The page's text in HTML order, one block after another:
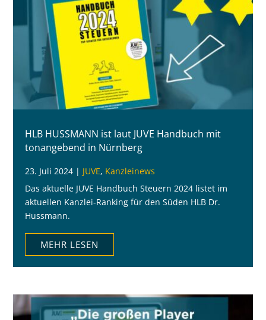
HLB HUSSMANN ist laut JUVE Handbuch mit
tonangebend in Nürnberg
23. Juli 2024 | JUVE, Kanzleinews
Das aktuelle JUVE Handbuch Steuern 2024 listet im
aktuellen Kanzlei-Ranking für den Süden HLB Dr.
Hussmann.
MEHR LESEN